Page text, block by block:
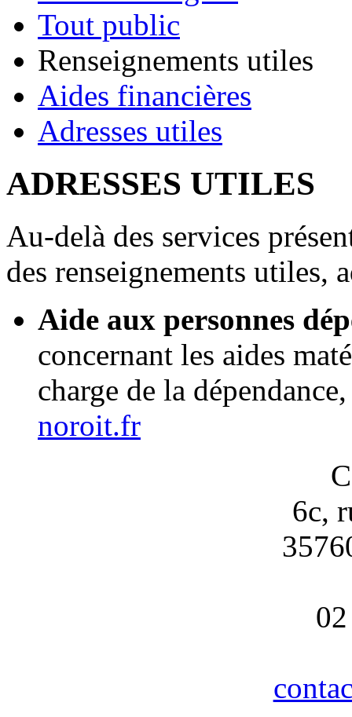
Tout public
Renseignements utiles
Aides financières
Adresses utiles
ADRESSES UTILES
Au-delà des services
des renseignements utiles,
Aide aux personnes
concernant les aides
charge de la
noroit.fr
6c,